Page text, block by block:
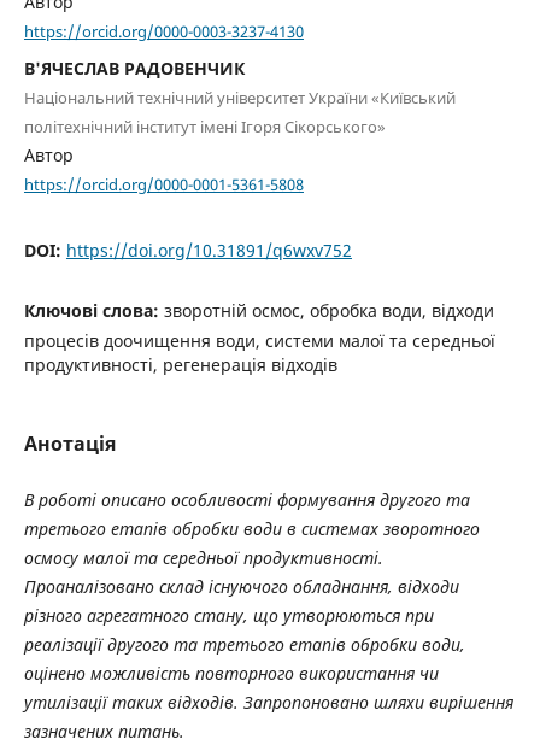
https://orcid.org/0000-0003-3237-4130
В'ЯЧЕСЛАВ РАДОВЕНЧИК
Національний технічний університет України «Київський
політехнічний інститут імені Ігоря Сікорського»
Автор
https://orcid.org/0000-0001-5361-5808
DOI: https://doi.org/10.31891/q6wxv752
Ключові слова: зворотній осмос, обробка води, відходи
процесів доочищення води, системи малої та середньої
продуктивності, регенерація відходів
Анотація
В роботі описано особливості формування другого та
третього етапів обробки води в системах зворотного
осмосу малої та середньої продуктивності.
Проаналізовано склад існуючого обладнання, відходи
різного агрегатного стану, що утворюються при
реалізації другого та третього етапів обробки води,
оцінено можливість повторного використання чи
утилізації таких відходів. Запропоновано шляхи вирішення
зазначених питань.